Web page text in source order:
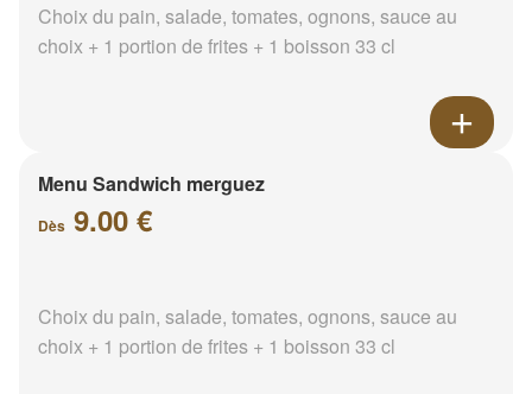
Choix du pain, salade, tomates, ognons, sauce au
choix + 1 portion de frites + 1 boisson 33 cl
Menu Sandwich merguez
Dès 9.00 €
Choix du pain, salade, tomates, ognons, sauce au
choix + 1 portion de frites + 1 boisson 33 cl